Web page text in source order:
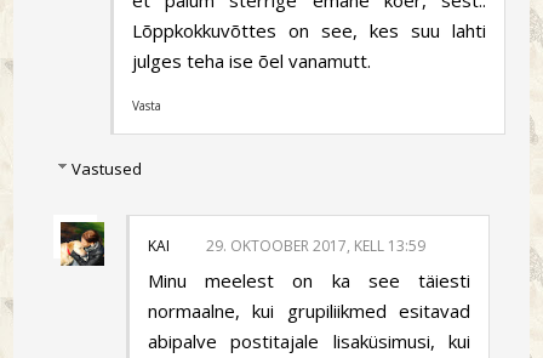
Lõppkokkuvõttes on see, kes suu lahti
julges teha ise õel vanamutt.
Vasta
Vastused
KAI 29. OKTOOBER 2017, KELL 13:59
Minu meelest on ka see täiesti
normaalne, kui grupiliikmed esitavad
abipalve postitajale lisaküsimusi, kui